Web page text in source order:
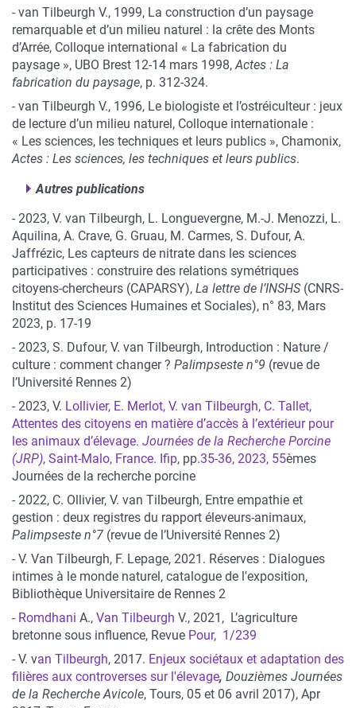
- van Tilbeurgh V., 1999, La construction d’un paysage
remarquable et d’un milieu naturel : la crête des Monts
d’Arrée, Colloque international « La fabrication du
paysage », UBO Brest 12-14 mars 1998,Actes : La
fabrication du paysage, p. 312-324.
- van Tilbeurgh V., 1996, Le biologiste et l’ostréiculteur : jeux
de lecture d’un milieu naturel, Colloque internationale :
« Les sciences, les techniques et leurs publics », Chamonix,
Actes : Les sciences, les techniques et leurs publics.
Autres publications
- 2023, V. van Tilbeurgh, L. Longuevergne, M.-J. Menozzi, L.
Aquilina, A. Crave, G. Gruau, M. Carmes, S. Dufour, A.
Jaffrézic, Les capteurs de nitrate dans les sciences
participatives : construire des relations symétriques
citoyens-chercheurs (CAPARSY), La lettre de l’INSHS (CNRS-
Institut des Sciences Humaines et Sociales), n° 83, Mars
2023, p. 17-19
- 2023, S. Dufour, V. van Tilbeurgh, Introduction : Nature /
culture : comment changer ? Palimpseste n°9 (revue de
l’Université Rennes 2)
- 2023, V. Lollivier, E. Merlot, V. van Tilbeurgh, C. Tallet,
Attentes des citoyens en matière d’accès à l’extérieur pour
les animaux d’élevage. Journées de la Recherche Porcine
(JRP), Saint-Malo, France. Ifip, pp.35-36, 2023, 55èmes
Journées de la recherche porcine
- 2022, C. Ollivier, V. van Tilbeurgh, Entre empathie et
gestion : deux registres du rapport éleveurs-animaux,
Palimpseste n°7 (revue de l’Université Rennes 2)
- V. Van Tilbeurgh, F. Lepage, 2021. Réserves : Dialogues
intimes à le monde naturel, catalogue de l'exposition,
Bibliothèque Universitaire de Rennes 2
- Romdhani A., Van Tilbeurgh V., 2021, L’agriculture
bretonne sous influence, Revue Pour, 1/239
- V. van Tilbeurgh, 2017. Enjeux sociétaux et adaptation des
filières aux controverses sur l'élevage, Douzièmes Journées
de la Recherche Avicole, Tours, 05 et 06 avril 2017), Apr